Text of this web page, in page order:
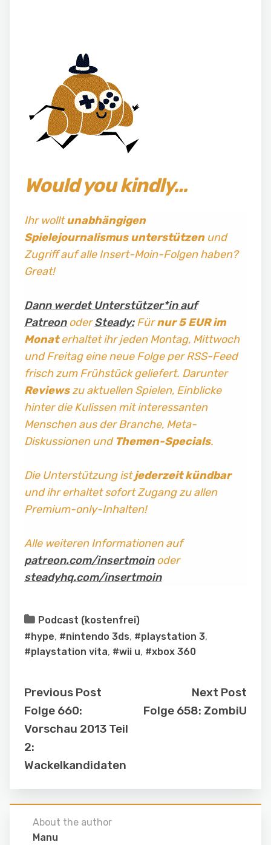
Would you kindly…
Ihr wolltunabhängigen
Spielejournalismus unterstützenund
Zugriff auf alle Insert-Moin-Folgen haben?
Great!
Dann werdet Unterstützer*in auf
PatreonoderSteady:Fürnur 5 EUR im
Monaterhaltet ihr jeden Montag, Mittwoch
und Freitag eine neue Folge per RSS-Feed
frisch zum Frühstück geliefert. Darunter
Reviewszu aktuellen Spielen, Einblicke
hinter die Kulissen mit interessanten
Menschen aus der Branche, Meta-
Diskussionen und Themen-Specials.
Die Unterstützung istjederzeit kündbar
und ihr erhaltet sofort Zugang zu allen
Premium-only-Inhalten!
Alle weiteren Informationen auf
patreon.com/insertmoinoder
steadyhq.com/insertmoin
Podcast (kostenfrei)
#hype, #nintendo 3ds, #playstation 3,
#playstation vita, #wii u, #xbox 360
Previous Post
Folge 660:
Vorschau 2013 Teil
2:
Wackelkandidaten
Next Post
Folge 658: ZombiU
About the author
Manu